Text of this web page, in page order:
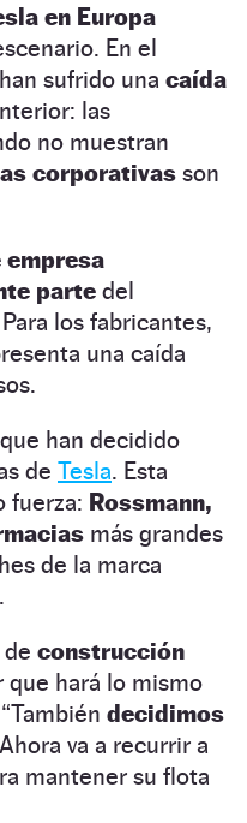
en Europa
En el
sufrido una caída
las
no muestran
corporativas son
empresa
parte del
los fabricantes,
una caída
que han decidido
de Tesla. Esta
fuerza: Rossmann,
más grandes
de la marca
construcción
que hará lo mismo
decidimos
Ahora va a recurrir a
mantener su flota